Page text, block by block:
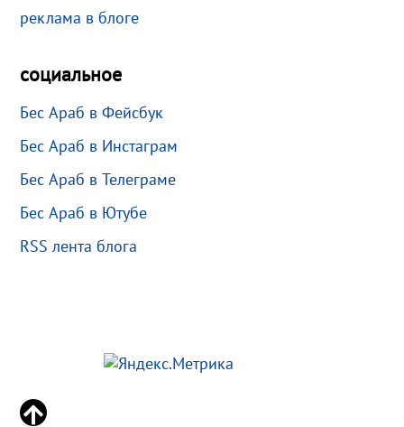
реклама в блоге
социальное
Бес Араб в Фейсбук
Бес Араб в Инстаграм
Бес Араб в Телеграме
Бес Араб в Ютубе
RSS лента блога